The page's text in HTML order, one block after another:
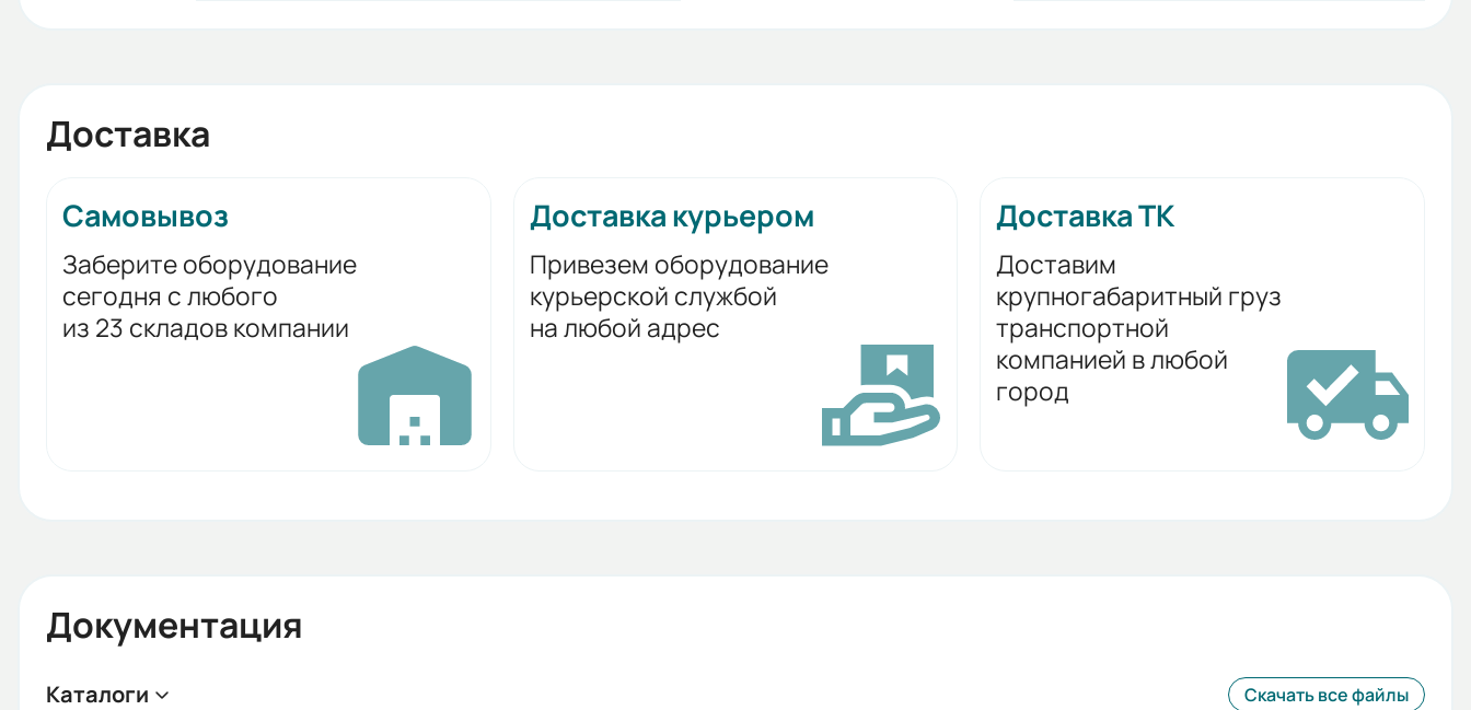
Доставка
Самовывоз
Заберите оборудование
сегодня с любого
из 23 складов компании
Доставка курьером
Привезем оборудование
курьерской службой
на любой адрес
Доставка ТК
Доставим
крупногабаритный груз
транспортной
компанией в любой
город
Документация
Каталоги Скачать все файлы